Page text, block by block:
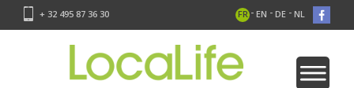
+ 32 495 87 36 30 FR - EN - DE - NL